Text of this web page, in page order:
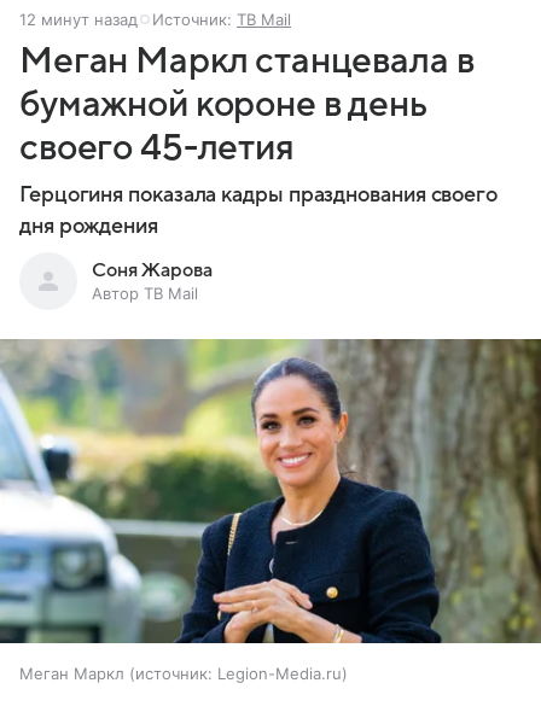
12 минут назад Источник: ТВ Mail
Меган Маркл станцевала в
бумажной короне в день
своего 45-летия
Герцогиня показала кадры празднования своего
дня рождения
Соня Жарова
Автор ТВ Mail
Меган Маркл источник: Legion-Media.ru